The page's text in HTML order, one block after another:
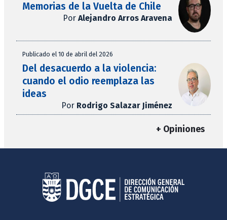
Memorias de la Vuelta de Chile
Por Alejandro Arros Aravena
Publicado el 10 de abril del 2026
Del desacuerdo a la violencia:
cuando el odio reemplaza las
ideas
Por Rodrigo Salazar Jiménez
+ Opiniones